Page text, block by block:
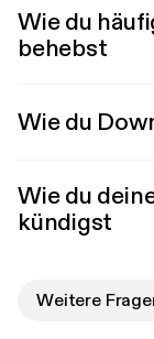
Wie du
behebst
Wie du
Wie du
kündigst
Weitere